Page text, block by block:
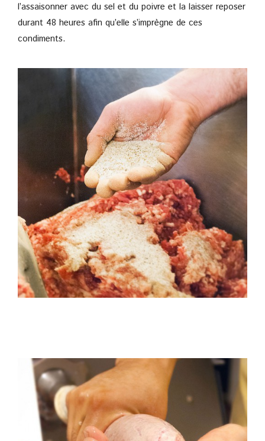
l’assaisonner avec du sel et du poivre et la laisser reposer
durant 48 heures afin qu’elle s’imprègne de ces
condiments.